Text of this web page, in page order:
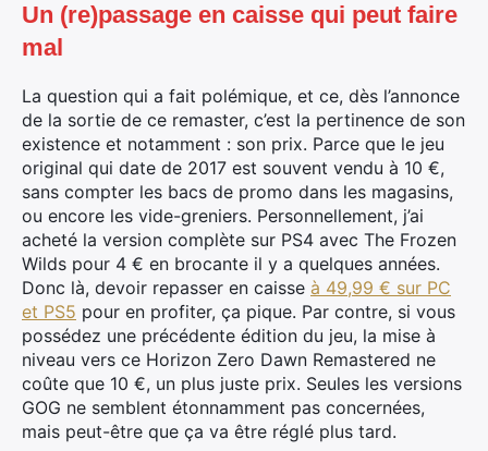
Un (re)passage en caisse qui peut faire
mal
La question qui a fait polémique, et ce, dès l’annonce
de la sortie de ce remaster, c’est la pertinence de son
existence et notamment : son prix. Parce que le jeu
original qui date de 2017 est souvent vendu à 10 €,
sans compter les bacs de promo dans les magasins,
ou encore les vide-greniers. Personnellement, j’ai
acheté la version complète sur PS4 avec The Frozen
Wilds pour 4 € en brocante il y a quelques années.
Donc là, devoir repasser en caisse à 49,99 € sur PC
et PS5 pour en profiter, ça pique. Par contre, si vous
possédez une précédente édition du jeu, la mise à
niveau vers ce Horizon Zero Dawn Remastered ne
coûte que 10 €, un plus juste prix. Seules les versions
GOG ne semblent étonnamment pas concernées,
mais peut-être que ça va être réglé plus tard.